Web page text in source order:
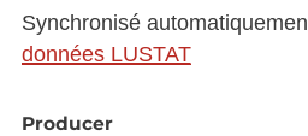
Synchronisé
données LUSTAT
Producer